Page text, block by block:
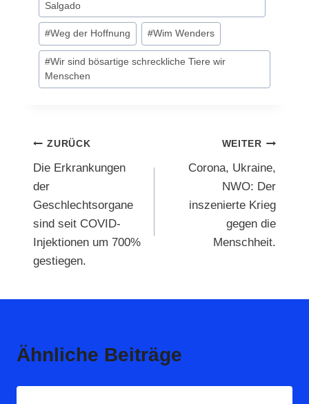
Salgado
#Weg der Hoffnung #Wim Wenders
#Wir sind bösartige schreckliche Tiere wir
Menschen
Beitragsnavigation
ZURÜCK
Die Erkrankungen
der
Geschlechtsorgane
sind seit COVID-
Injektionen um 700%
gestiegen.
WEITER
Corona, Ukraine,
NWO: Der
inszenierte Krieg
gegen die
Menschheit.
Ähnliche Beiträge